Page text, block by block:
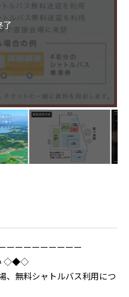
了
ーーーーーーーーー
◇◆◇
、無料シャトルバス利用につ